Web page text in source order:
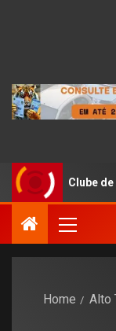
de Campo de Mogi
Home Alto